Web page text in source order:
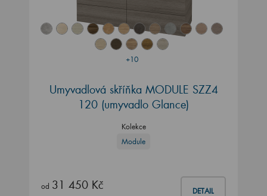
+10
Umyvadlová skříňka MODULE SZZ4
120 (umyvadlo Glance)
Kolekce
Module
od 31 450 Kč DETAIL